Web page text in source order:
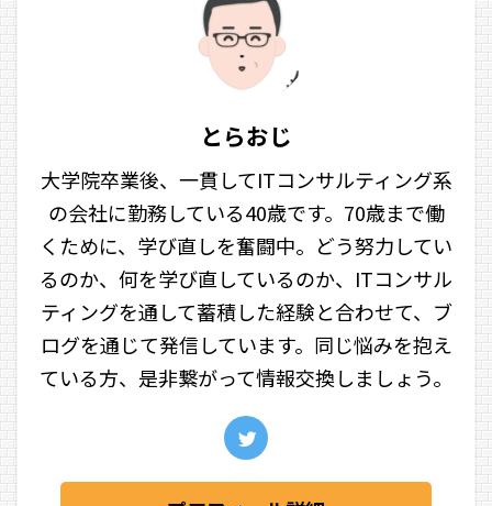
とらおじ
大学院卒業後、一貫してITコンサルティング系
の会社に勤務している40歳です。70歳まで働
くために、学び直しを奮闘中。どう努力してい
るのか、何を学び直しているのか、ITコンサル
ティングを通して蓄積した経験と合わせて、ブ
ログを通じて発信しています。同じ悩みを抱え
ている方、是非繋がって情報交換しましょう。